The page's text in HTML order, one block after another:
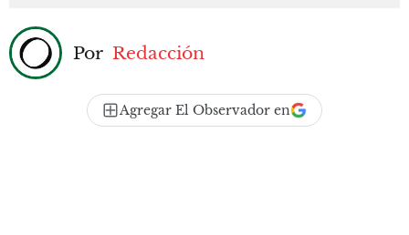
Por Redacción
Agregar El Observador en